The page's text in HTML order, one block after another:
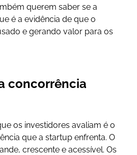
querem saber se a
é a evidência de que o
e gerando valor para os
concorrência
os investidores avaliam é o
que a startup enfrenta. O
crescente e acessível. Os